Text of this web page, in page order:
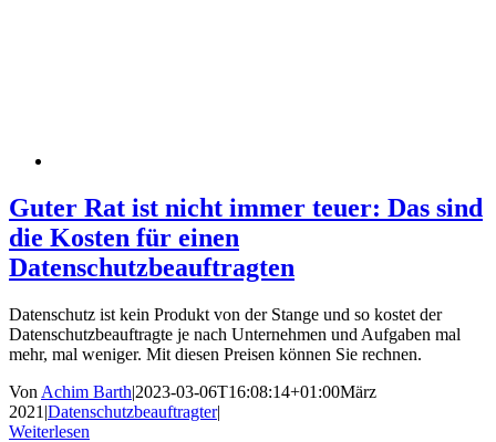
Guter Rat ist nicht immer teuer: Das sind
die Kosten für einen
Datenschutzbeauftragten
Datenschutz ist kein Produkt von der Stange und so kostet der
Datenschutzbeauftragte je nach Unternehmen und Aufgaben mal
mehr, mal weniger. Mit diesen Preisen können Sie rechnen.
Von Achim Barth|2023-03-06T16:08:14+01:00März
2021 |Datenschutzbeauftragter|
Weiterlesen